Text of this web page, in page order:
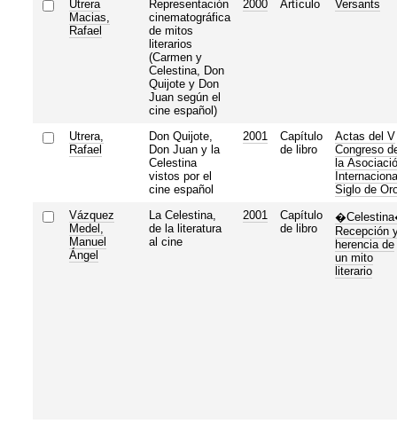
Utrera
Macias,
Rafael
Representación
cinematográfica
de mitos
literarios
(Carmen y
Celestina, Don
Quijote y Don
Juan según el
cine español)
2000 Artículo Versants
Utrera,
Rafael
Don Quijote,
Don Juan y la
Celestina
vistos por el
cine español
2001
Capítulo
de libro
Actas del V
Congreso
la
Siglo de
Vázquez
Medel,
Manuel
Ángel
La Celestina,
de la literatura
al cine
2001
Capítulo
de libro
Recepción
herencia de
un mito
literario